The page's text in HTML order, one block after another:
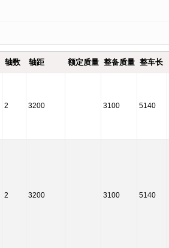
轴数 轴距 额定质量 整备质量 整车长
2 3200 3100 5140
2 3200 3100 5140